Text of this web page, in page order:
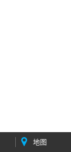
地图